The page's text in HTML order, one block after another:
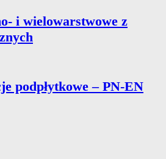
i wielowarstwowe z
podpłytkowe – PN-EN